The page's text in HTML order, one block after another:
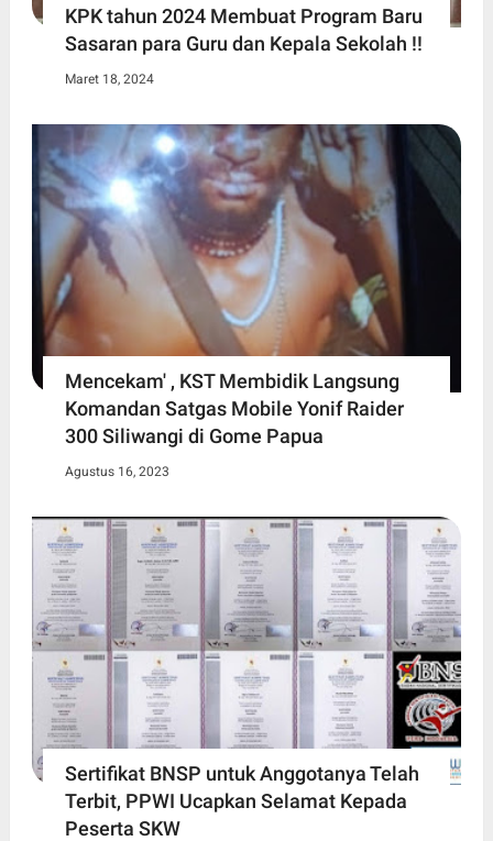
KPK tahun 2024 Membuat Program Baru
Sasaran para Guru dan Kepala Sekolah !!
Maret 18, 2024
Mencekam' , KST Membidik Langsung
Komandan Satgas Mobile Yonif Raider
300 Siliwangi di Gome Papua
Agustus 16, 2023
Sertifikat BNSP untuk Anggotanya Telah
Terbit, PPWI Ucapkan Selamat Kepada
Peserta SKW